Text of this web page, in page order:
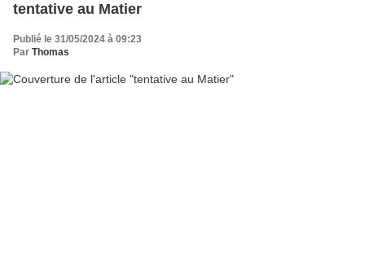
tentative au Matier
Publié le 31/05/2024 à 09:23
Par Thomas